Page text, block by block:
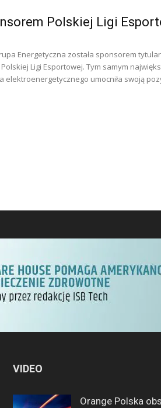
Polskiej Ligi
Energetyczna została sponsorem
Ligi Esportowej. Tym samym
elektroenergetycznego umocniła swoją
VIDEO
Orange Polska